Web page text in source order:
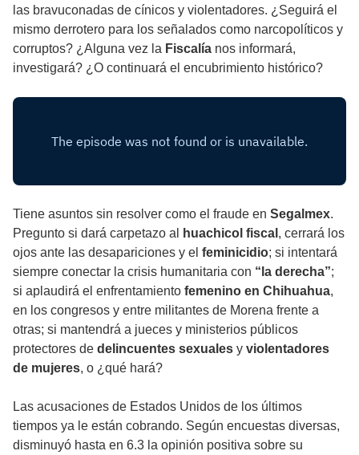
las bravuconadas de cínicos y violentadores. ¿Seguirá el
mismo derrotero para los señalados como narcopolíticos y
corruptos? ¿Alguna vez la Fiscalía nos informará,
investigará? ¿O continuará el encubrimiento histórico?
Tiene asuntos sin resolver como el fraude en Segalmex.
Pregunto si dará carpetazo al
huachicol fiscal , cerrará los
ojos ante las desapariciones y el feminicidio; si intentará
siempre conectar la crisis humanitaria con “la derecha”;
si aplaudirá el enfrentamiento femenino en Chihuahua,
en los congresos y entre militantes de Morena frente a
otras; si mantendrá a jueces y ministerios públicos
protectores de delincuentes sexuales y violentadores
de mujeres, o ¿qué hará?
Las acusaciones de Estados Unidos de los últimos
tiempos ya le están cobrando. Según encuestas diversas,
disminuyó hasta en 6.3 la opinión positiva sobre su